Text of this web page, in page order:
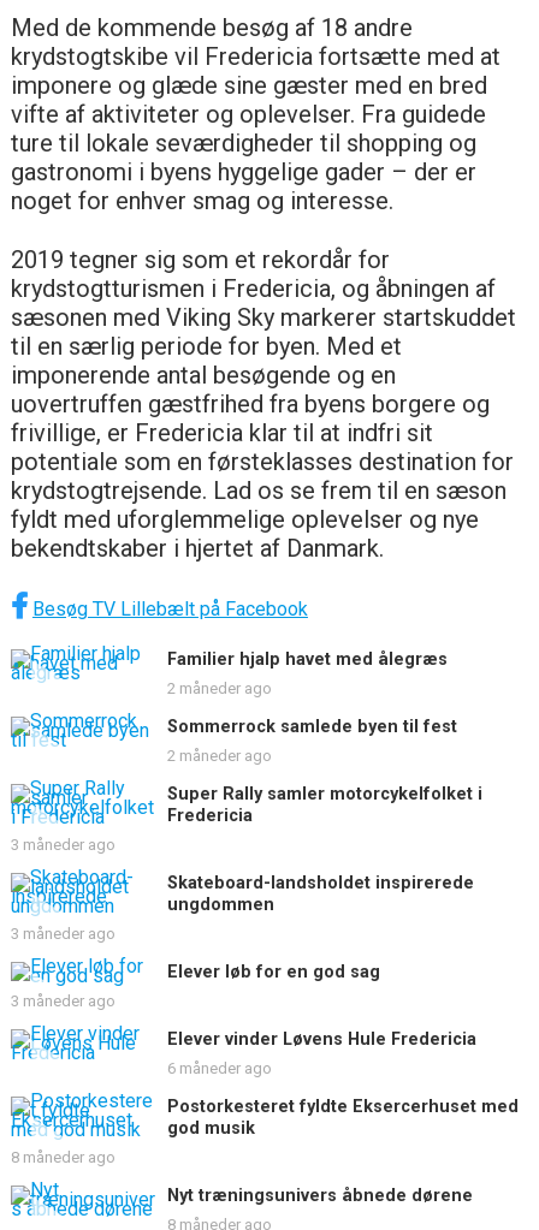
Med de kommende besøg af 18 andre
krydstogtskibe vil Fredericia fortsætte med at
imponere og glæde sine gæster med en bred
vifte af aktiviteter og oplevelser. Fra guidede
ture til lokale seværdigheder til shopping og
gastronomi i byens hyggelige gader – der er
noget for enhver smag og interesse.
2019 tegner sig som et rekordår for
krydstogtturismen i Fredericia, og åbningen af
sæsonen med Viking Sky markerer startskuddet
til en særlig periode for byen. Med et
imponerende antal besøgende og en
uovertruffen gæstfrihed fra byens borgere og
frivillige, er Fredericia klar til at indfri sit
potentiale som en førsteklasses destination for
krydstogtrejsende. Lad os se frem til en sæson
fyldt med uforglemmelige oplevelser og nye
bekendtskaber i hjertet af Danmark.
Besøg TV Lillebælt på Facebook
Familier hjalp havet med ålegræs
2 måneder ago
Sommerrock samlede byen til fest
2 måneder ago
Super Rally samler motorcykelfolket i
Fredericia
3 måneder ago
Skateboard-landsholdet inspirerede
ungdommen
3 måneder ago
Elever løb for en god sag
3 måneder ago
Elever vinder Løvens Hule Fredericia
6 måneder ago
Postorkesteret fyldte Eksercerhuset med
god musik
8 måneder ago
Nyt træningsunivers åbnede dørene
8 måneder ago